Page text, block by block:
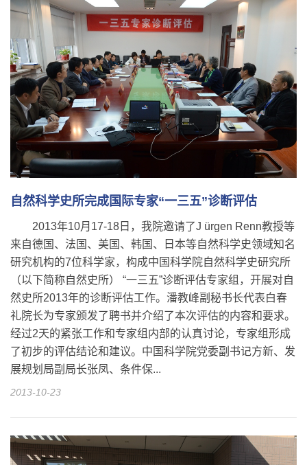
自然科学史所完成国际专家“一三五”诊断评估
2013年10月17-18日，我院邀请了J ürgen Renn教授等
来自德国、法国、美国、韩国、日本等自然科学史领域知名
研究机构的7位科学家，构成中国科学院自然科学史研究所
（以下简称自然史所） “一三五”诊断评估专家组，开展对自
然史所2013年的诊断评估工作。潘教峰副秘书长代表白春
礼院长为专家颁发了聘书并介绍了本次评估的内容和要求。
经过2天的紧张工作和专家组内部的认真讨论，专家组形成
了初步的评估结论和建议。中国科学院党委副书记方新、发
展规划局副局长张凤、条件保...
2013-10-23